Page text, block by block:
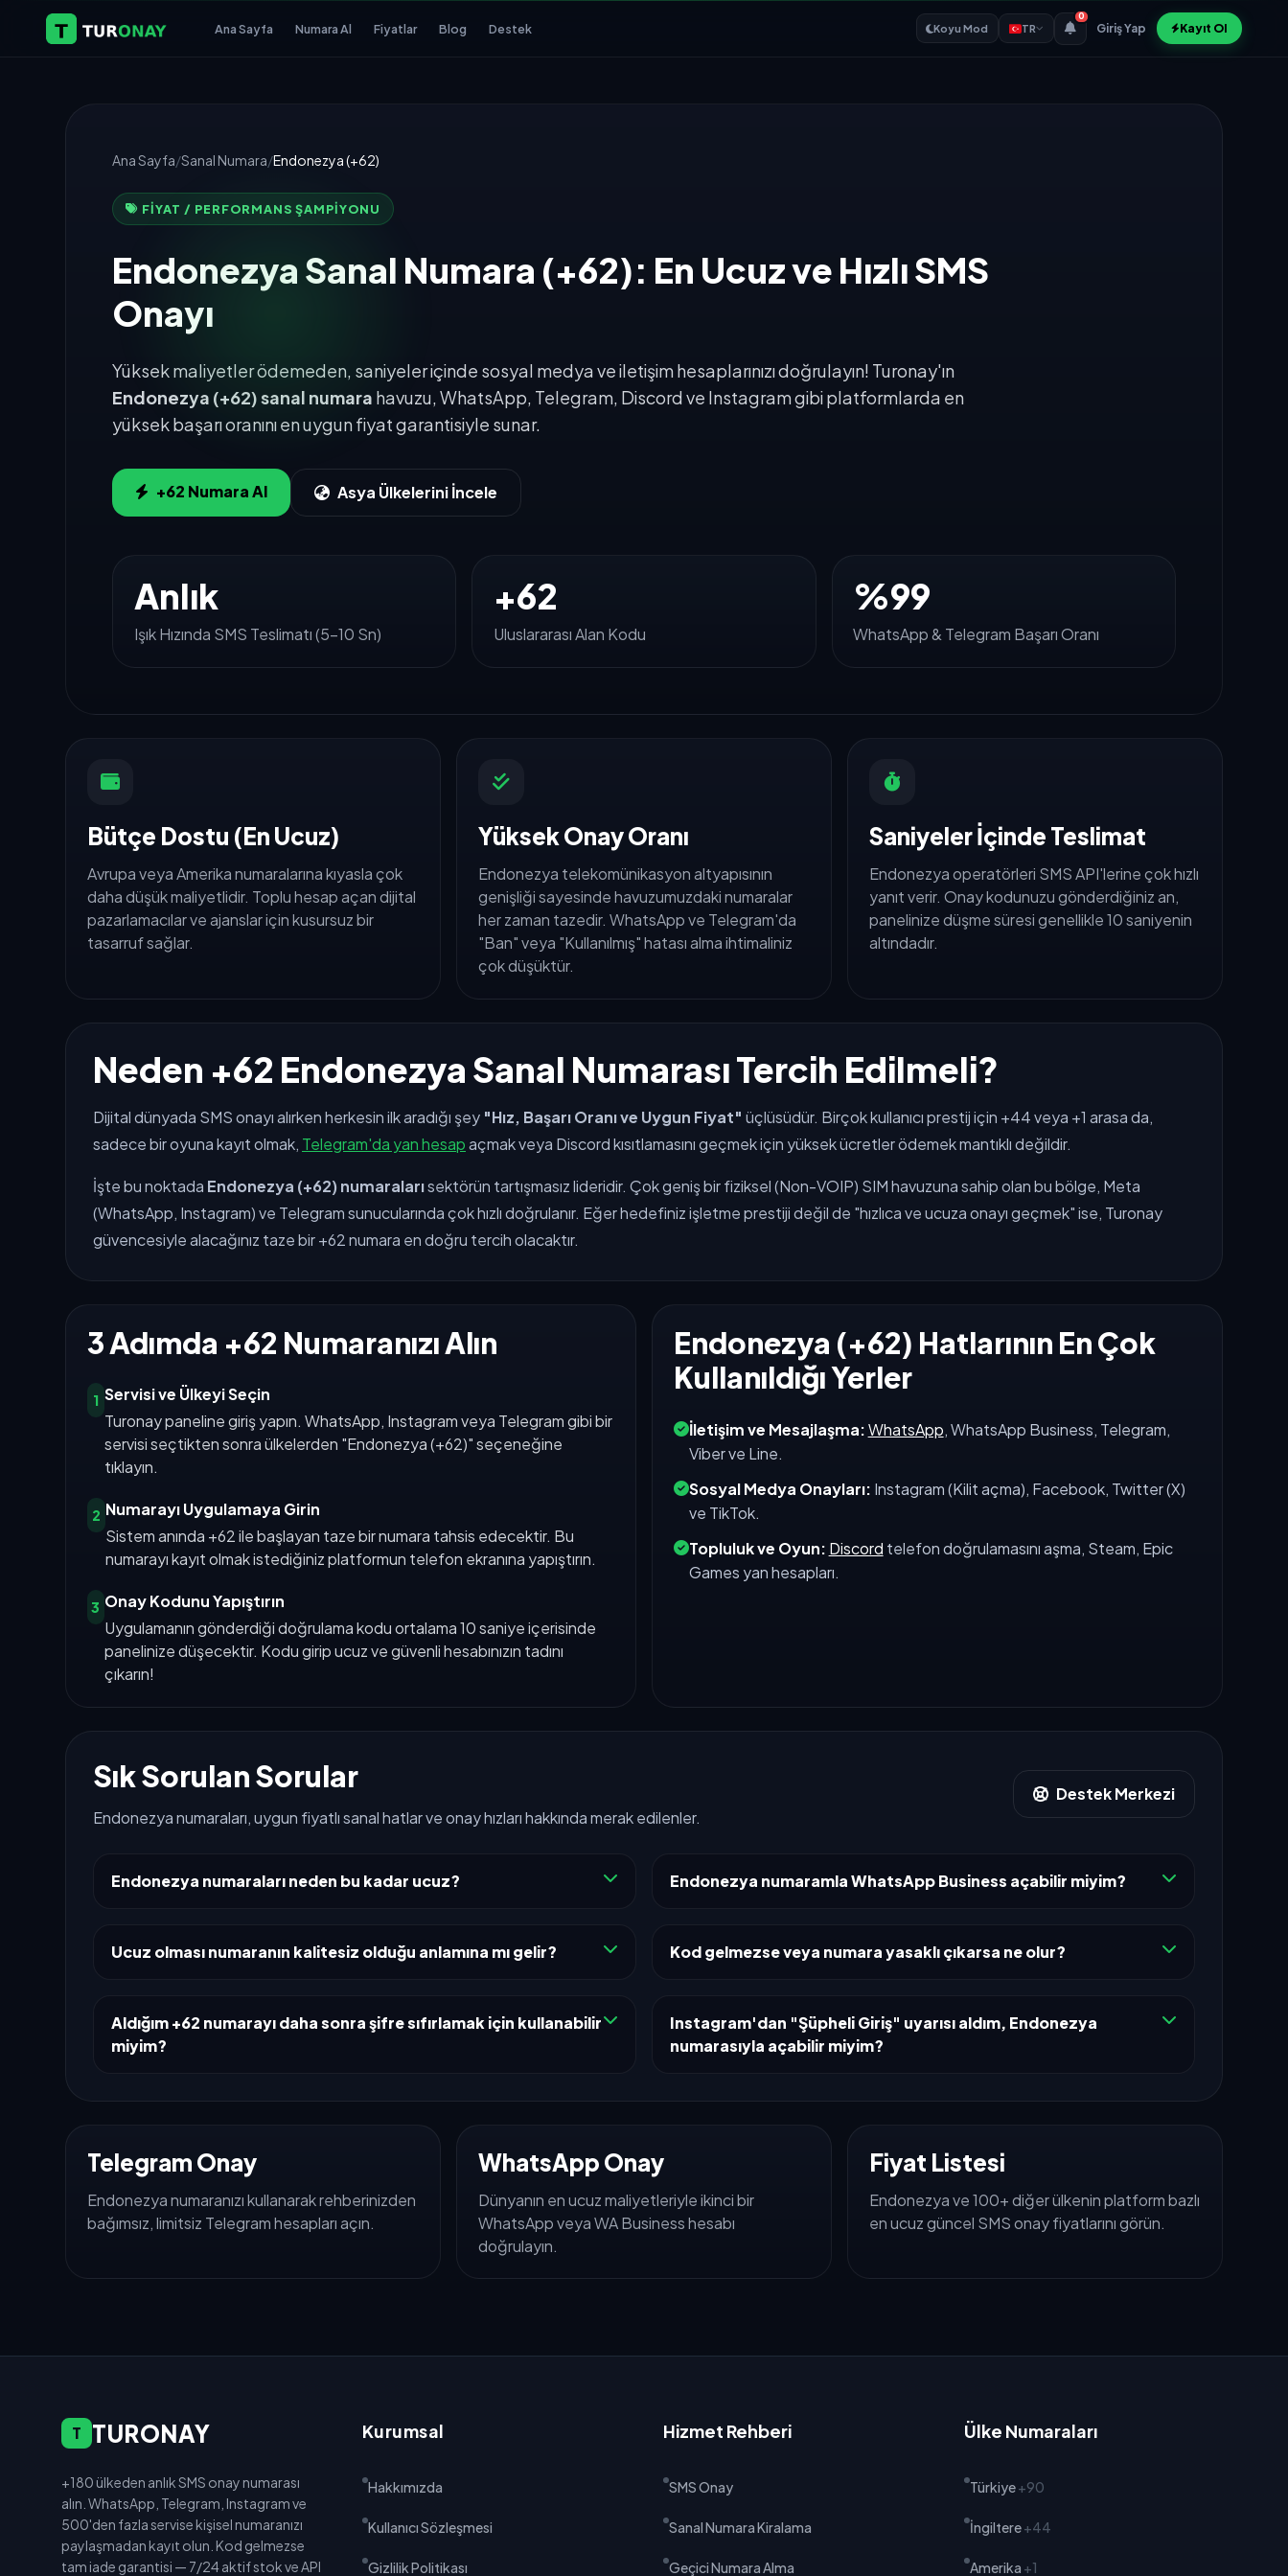
Ana Sayfa Numara Al Fiyatlar Blog Destek Koyu Mod TR
0
Giriş Yap Kayıt Ol
Ana Sayfa/Sanal Numara/Endonezya (+62)
FIYAT / PERFORMANS ŞAMPIYONU
Endonezya Sanal Numara (+62): En Ucuz ve Hızlı SMS
Onayı
Yüksek maliyetler ödemeden, saniyeler içinde sosyal medya ve iletişim hesaplarınızı doğrulayın! Turonay'ın
Endonezya (+62) sanal numara havuzu, WhatsApp, Telegram, Discord ve Instagram gibi platformlarda en
yüksek başarı oranını en uygun fiyat garantisiyle sunar.
+62 Numara Al Asya Ülkelerini İncele
Anlık
Işık Hızında SMS Teslimatı (5-10 Sn)
+62
Uluslararası Alan Kodu
%99
WhatsApp & Telegram Başarı Oranı
Bütçe Dostu (En Ucuz)
Avrupa veya Amerika numaralarına kıyasla çok
daha düşük maliyetlidir. Toplu hesap açan dijital
pazarlamacılar ve ajanslar için kusursuz bir
tasarruf sağlar.
Yüksek Onay Oranı
Endonezya telekomünikasyon altyapısının
genişliği sayesinde havuzumuzdaki numaralar
her zaman tazedir. WhatsApp ve Telegram'da
"Ban" veya "Kullanılmış" hatası alma ihtimaliniz
çok düşüktür.
Saniyeler İçinde Teslimat
Endonezya operatörleri SMS API'lerine çok hızlı
yanıt verir. Onay kodunuzu gönderdiğiniz an,
panelinize düşme süresi genellikle 10 saniyenin
altındadır.
Neden +62 Endonezya Sanal Numarası Tercih Edilmeli?
Dijital dünyada SMS onayı alırken herkesin ilk aradığı şey "Hız, Başarı Oranı ve Uygun Fiyat" üçlüsüdür. Birçok kullanıcı prestij için +44 veya +1 arasa da,
sadece bir oyuna kayıt olmak, Telegram'da yan hesapaçmak veya Discord kısıtlamasını geçmek için yüksek ücretler ödemek mantıklı değildir.
İşte bu noktada Endonezya (+62) numaralarısektörün tartışmasız lideridir. Çok geniş bir fiziksel (Non-VOIP) SIM havuzuna sahip olan bu bölge, Meta
(WhatsApp, Instagram) ve Telegram sunucularında çok hızlı doğrulanır. Eğer hedefiniz işletme prestiji değil de "hızlıca ve ucuza onayı geçmek" ise, Turonay
güvencesiyle alacağınız taze bir +62 numara en doğru tercih olacaktır.
3 Adımda +62 Numaranızı Alın
1 Servisi ve Ülkeyi Seçin
Turonay paneline giriş yapın. WhatsApp, Instagram veya Telegram gibi bir
servisi seçtikten sonra ülkelerden "Endonezya (+62)" seçeneğine
tıklayın.
2 Numarayı Uygulamaya Girin
Sistem anında +62 ile başlayan taze bir numara tahsis edecektir. Bu
numarayı kayıt olmak istediğiniz platformun telefon ekranına yapıştırın.
3 Onay Kodunu Yapıştırın
Uygulamanın gönderdiği doğrulama kodu ortalama 10 saniye içerisinde
panelinize düşecektir. Kodu girip ucuz ve güvenli hesabınızın tadını
çıkarın!
Endonezya (+62) Hatlarının En Çok
Kullanıldığı Yerler
İletişim ve Mesajlaşma:WhatsApp, WhatsApp Business, Telegram,
Viber ve Line.
Sosyal Medya Onayları: Instagram (Kilit açma), Facebook, Twitter (X)
ve TikTok.
Topluluk ve Oyun: Discord telefon doğrulamasını aşma, Steam, Epic
Games yan hesapları.
Sık Sorulan Sorular
Endonezya numaraları, uygun fiyatlı sanal hatlar ve onay hızları hakkında merak edilenler.
Destek Merkezi
Endonezya numaraları neden bu kadar ucuz? Endonezya numaramla WhatsApp Business açabilir miyim?
Ucuz olması numaranın kalitesiz olduğu anlamına mı gelir? Kod gelmezse veya numara yasaklı çıkarsa ne olur?
Aldığım +62 numarayı daha sonra şifre sıfırlamak için kullanabilir
miyim?
Instagram'dan "Şüpheli Giriş" uyarısı aldım, Endonezya
numarasıyla açabilir miyim?
Telegram Onay
Endonezya numaranızı kullanarak rehberinizden
bağımsız, limitsiz Telegram hesapları açın.
WhatsApp Onay
Dünyanın en ucuz maliyetleriyle ikinci bir
WhatsApp veya WA Business hesabı
doğrulayın.
Fiyat Listesi
Endonezya ve 100+ diğer ülkenin platform bazlı
en ucuz güncel SMS onay fiyatlarını görün.
T TURONAY
+180 ülkeden anlık SMS onay numarası
alın. WhatsApp, Telegram, Instagram ve
500'den fazla servise kişisel numaranızı
paylaşmadan kayıt olun. Kod gelmezse
tam iade garantisi — 7/24 aktif stok ve API
Kurumsal
Hakkımızda
Kullanıcı Sözleşmesi
Gizlilik Politikası
Hizmet Rehberi
SMS Onay
Sanal Numara Kiralama
Geçici Numara Alma
Ülke Numaraları
Türkiye+90
İngiltere+44
Amerika +1